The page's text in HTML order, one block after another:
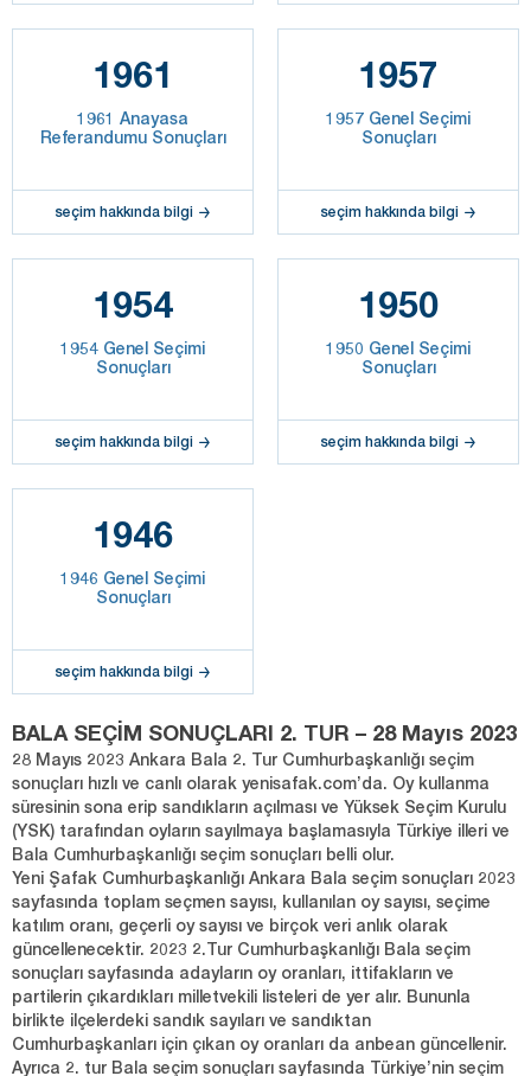
1961
1961 Anayasa
Referandumu Sonuçları
seçim hakkında bilgi
1957
1957 Genel Seçimi
Sonuçları
seçim hakkında bilgi
1954
1954 Genel Seçimi
Sonuçları
seçim hakkında bilgi
1950
1950 Genel Seçimi
Sonuçları
seçim hakkında bilgi
1946
1946 Genel Seçimi
Sonuçları
seçim hakkında bilgi
BALA SEÇİM SONUÇLARI 2. TUR – 28 Mayıs 2023
28 Mayıs 2023 Ankara Bala 2. Tur Cumhurbaşkanlığı seçim
sonuçları hızlı ve canlı olarak yenisafak.com’da. Oy kullanma
süresinin sona erip sandıkların açılması ve Yüksek Seçim Kurulu
(YSK) tarafından oyların sayılmaya başlamasıyla Türkiye illeri ve
Bala Cumhurbaşkanlığı seçim sonuçları belli olur.
Yeni Şafak Cumhurbaşkanlığı Ankara Bala seçim sonuçları 2023
sayfasında toplam seçmen sayısı, kullanılan oy sayısı, seçime
katılım oranı, geçerli oy sayısı ve birçok veri anlık olarak
güncellenecektir. 2023 2.Tur Cumhurbaşkanlığı Bala seçim
sonuçları sayfasında adayların oy oranları, ittifakların ve
partilerin çıkardıkları milletvekili listeleri de yer alır. Bununla
birlikte ilçelerdeki sandık sayıları ve sandıktan
Cumhurbaşkanları için çıkan oy oranları da anbean güncellenir.
Ayrıca 2. tur Bala seçim sonuçları sayfasında Türkiye’nin seçim